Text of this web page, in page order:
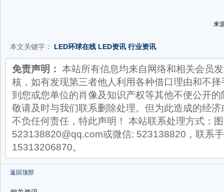
来
本文关键字： LED环球在线 LED资讯 行业资讯
免责声明： 本站所有信息均来自网络和相关会员
核，如有发现第三者他人利用各种借口理由和不
到您或您单位的肖像及知识产权等其他不便公开
敬请及时与我们联系删除处理。但为此造成的经
不负任何责任，特此声明！ 本站联系处理方式：
523138820@qq.com或微信: 523138820，联系
15313206870。
返回顶部